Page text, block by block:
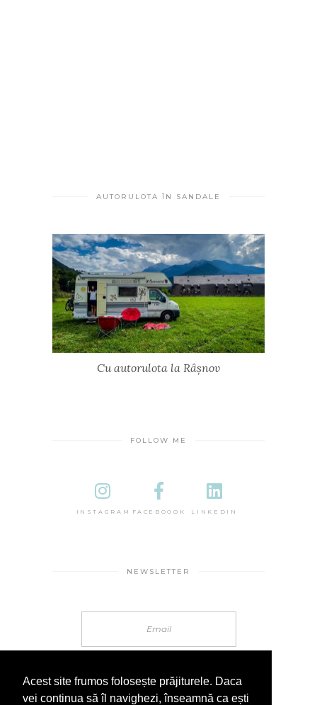
AUTORULOTA ÎN SANDALE
Cu autorulota la Râșnov
FOLLOW ME
INSTAGRAM FACEBOOOK LINKEDIN
NEWSLETTER
Acest site frumos folosește prăjiturele. Daca
vei continua să îl navighezi, înseamnă ca ești